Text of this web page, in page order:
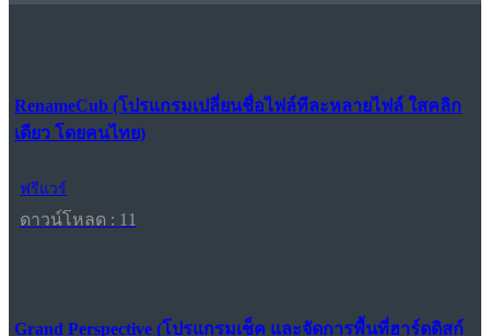
RenameCub (โปรแกรมเปลี่ยนชื่อไฟล์ทีละหลายไฟล์ ใสคลิก
เดียว โดยคนไทย)
ฟรีแวร์
ดาวน์โหลด : 11
Grand Perspective (โปรแกรมเช็ค และจัดการพื้นที่ฮาร์ดดิสก์